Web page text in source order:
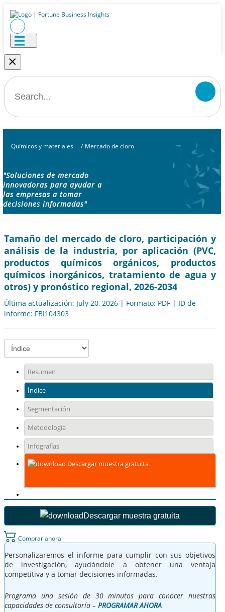
×
Químicos y materiales / Mercado de cloro
"Soluciones de mercado
innovadoras para ayudar a
las empresas a tomar
decisiones informadas"
Tamaño del mercado de cloro, participación y
análisis de la industria, por aplicación (PVC,
productos químicos orgánicos, productos
químicos inorgánicos, tratamiento de agua y
otros) y pronóstico regional, 2026-2034
Última actualización: July 20, 2026 | Formato: PDF | ID de
informe: FBI104303
Resumen
Índice
Segmentación
Metodología
Infografías
Descargar muestra gratuita
Descargar muestra gratuita
Comprar ahora
Personalizaremos el informe para cumplir con sus objetivos
de investigación, ayudándole a obtener una ventaja
competitiva y a tomar decisiones informadas.
Programa una sesión de 30 minutos para conocer nuestras
capacidades de consultoría – PROGRAMAR AHORA